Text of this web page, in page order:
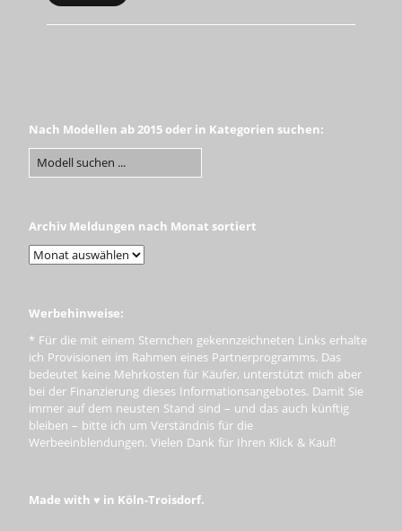
Nach Modellen ab 2015 oder in Kategorien suchen:
Archiv Meldungen nach Monat sortiert
Werbehinweise:
* Für die mit einem Sternchen gekennzeichneten Links erhalte
ich Provisionen im Rahmen eines Partnerprogramms. Das
bedeutet keine Mehrkosten für Käufer, unterstützt mich aber
bei der Finanzierung dieses Informationsangebotes. Damit Sie
immer auf dem neusten Stand sind – und das auch künftig
bleiben – bitte ich um Verständnis für die
Werbeeinblendungen. Vielen Dank für Ihren Klick & Kauf!
Made with ♥ in Köln-Troisdorf.